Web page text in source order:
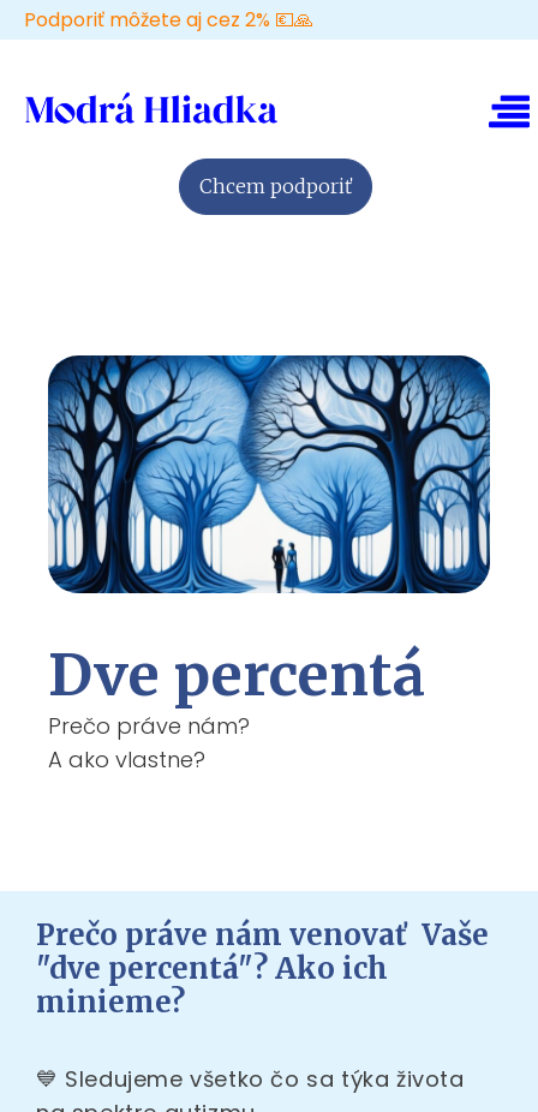
Podporiť môžete aj cez 2% 💶🙏
Chcem podporiť
Dve percentá
Prečo práve nám?
A ako vlastne?
Prečo práve nám venovať Vaše
"dve percentá"? Ako ich
minieme?
💙 Sledujeme všetko čo sa týka života